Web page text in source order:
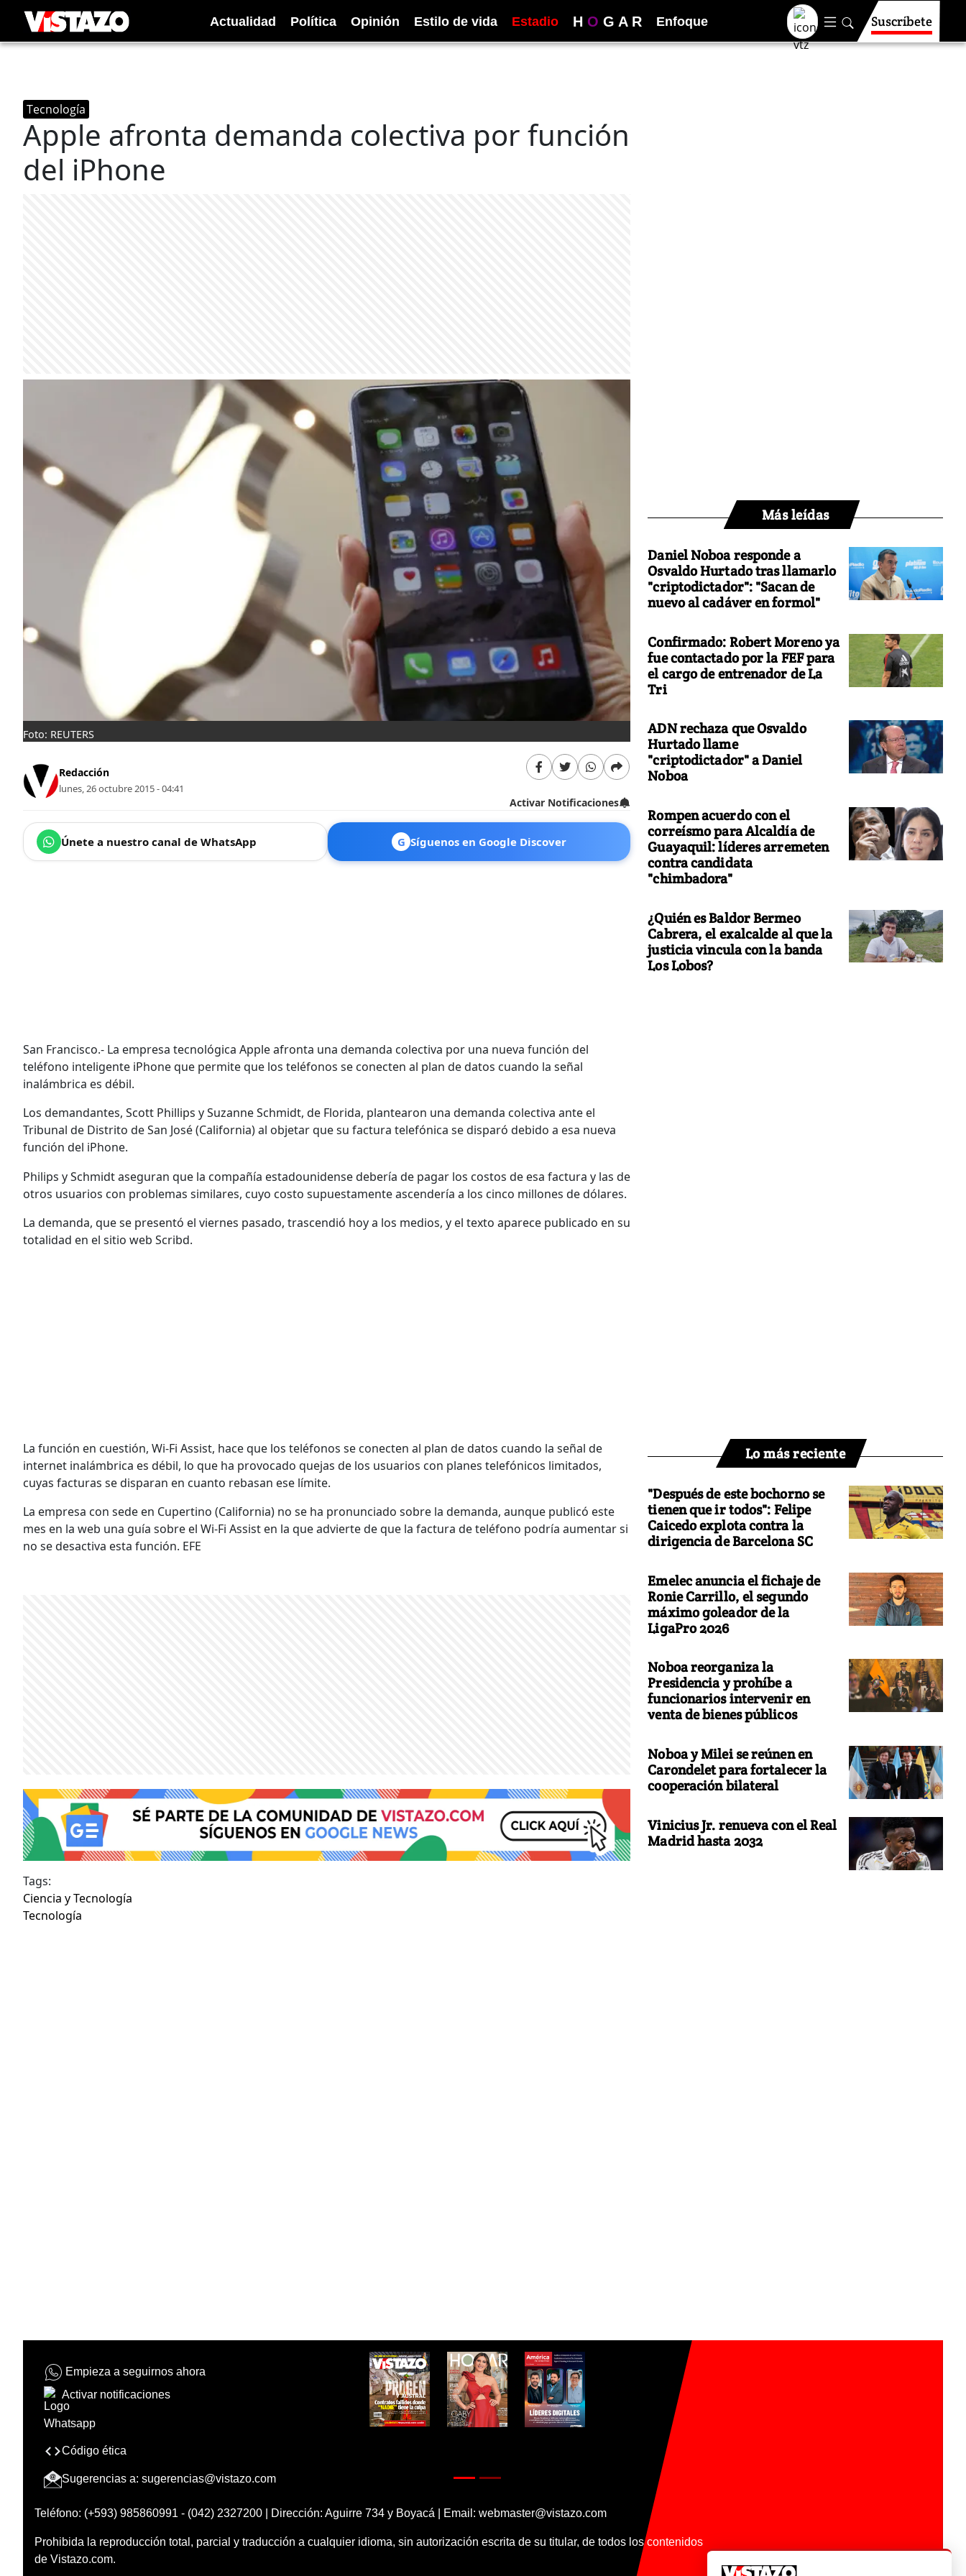
Actualidad Política Opinión Estilo de vida Estadio H O G A R Enfoque Suscríbete
Tecnología
Apple afronta demanda colectiva por función
del iPhone
Foto: REUTERS
Redacción
lunes, 26 octubre 2015 - 04:41
Activar Notificaciones
Únete a nuestro canal de WhatsApp G Síguenos en Google Discover
San Francisco.- La empresa tecnológica Apple afronta una demanda colectiva por una nueva función del
teléfono inteligente iPhone que permite que los teléfonos se conecten al plan de datos cuando la señal
inalámbrica es débil.
Los demandantes, Scott Phillips y Suzanne Schmidt, de Florida, plantearon una demanda colectiva ante el
Tribunal de Distrito de San José (California) al objetar que su factura telefónica se disparó debido a esa nueva
función del iPhone.
Philips y Schmidt aseguran que la compañía estadounidense debería de pagar los costos de esa factura y las de
otros usuarios con problemas similares, cuyo costo supuestamente ascendería a los cinco millones de dólares.
La demanda, que se presentó el viernes pasado, trascendió hoy a los medios, y el texto aparece publicado en su
totalidad en el sitio web Scribd.
La función en cuestión, Wi-Fi Assist, hace que los teléfonos se conecten al plan de datos cuando la señal de
internet inalámbrica es débil, lo que ha provocado quejas de los usuarios con planes telefónicos limitados,
cuyas facturas se disparan en cuanto rebasan ese límite.
La empresa con sede en Cupertino (California) no se ha pronunciado sobre la demanda, aunque publicó este
mes en la web una guía sobre el Wi-Fi Assist en la que advierte de que la factura de teléfono podría aumentar si
no se desactiva esta función. EFE
Tags:
Ciencia y Tecnología
Tecnología
Más leídas
Daniel Noboa responde a
Osvaldo Hurtado tras llamarlo
"criptodictador": "Sacan de
nuevo al cadáver en formol"
Confirmado: Robert Moreno ya
fue contactado por la FEF para
el cargo de entrenador de La
Tri
ADN rechaza que Osvaldo
Hurtado llame
"criptodictador" a Daniel
Noboa
Rompen acuerdo con el
correísmo para Alcaldía de
Guayaquil: líderes arremeten
contra candidata
"chimbadora"
¿Quién es Baldor Bermeo
Cabrera, el exalcalde al que la
justicia vincula con la banda
Los Lobos?
Lo más reciente
"Después de este bochorno se
tienen que ir todos": Felipe
Caicedo explota contra la
dirigencia de Barcelona SC
Emelec anuncia el fichaje de
Ronie Carrillo, el segundo
máximo goleador de la
LigaPro 2026
Noboa reorganiza la
Presidencia y prohíbe a
funcionarios intervenir en
venta de bienes públicos
Noboa y Milei se reúnen en
Carondelet para fortalecer la
cooperación bilateral
Vinicius Jr. renueva con el Real
Madrid hasta 2032
Empieza a seguirnos ahora
Activar notificaciones
Código ética
Sugerencias a: sugerencias@vistazo.com
Teléfono: (+593) 985860991 - (042) 2327200 | Dirección: Aguirre 734 y Boyacá | Email: webmaster@vistazo.com
Prohibida la reproducción total, parcial y traducción a cualquier idioma, sin autorización escrita de su titular, de todos los contenidos
de Vistazo.com.